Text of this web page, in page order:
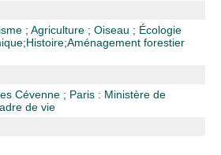
;Agriculture ;Oiseau ; Écologie
;Histoire;Aménagement forestier
Cévenne ; Paris : Ministère de
de vie